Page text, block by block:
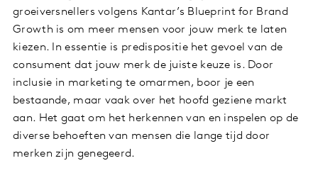
groeiversnellers volgens Kantar’s Blueprint for Brand
Growth is om meer mensen voor jouw merk te laten
kiezen. In essentie is predispositie het gevoel van de
consument dat jouw merk de juiste keuze is. Door
inclusie in marketing te omarmen, boor je een
bestaande, maar vaak over het hoofd geziene markt
aan. Het gaat om het herkennen van en inspelen op de
diverse behoeften van mensen die lange tijd door
merken zijn genegeerd.